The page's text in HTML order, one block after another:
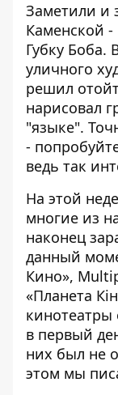
Заметили и
Каменской -
Губку Боба.
уличного
решил
нарисовал
"языке".
-
ведь так
На этой
многие из
наконец
данный
Кино»,
«Планета
в первый
них был не
этом мы